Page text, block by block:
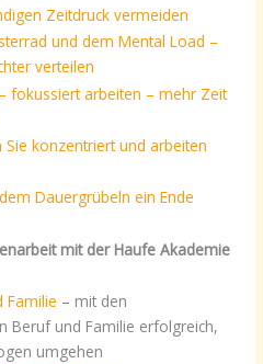
Zeitdruck vermeiden
und dem Mental Load –
verteilen
fokussiert arbeiten – mehr Zeit
konzentriert und arbeiten
Dauergrübeln ein Ende
mit der Haufe Akademie
Familie – mit den
Beruf und Familie erfolgreich,
umgehen